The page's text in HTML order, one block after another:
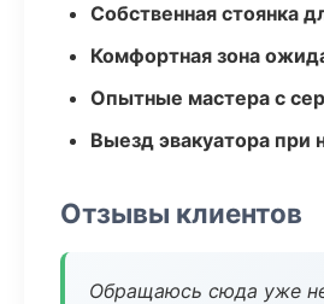
Собственная стоянка
Комфортная зона
Опытные мастера с
Выезд эвакуатора при
Отзывы клиентов
Обращаюсь сюда уже